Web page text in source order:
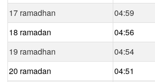
17 ramadhan
04:59
18 ramadan
04:56
19 ramadhan
04:54
20 ramadan
04:51